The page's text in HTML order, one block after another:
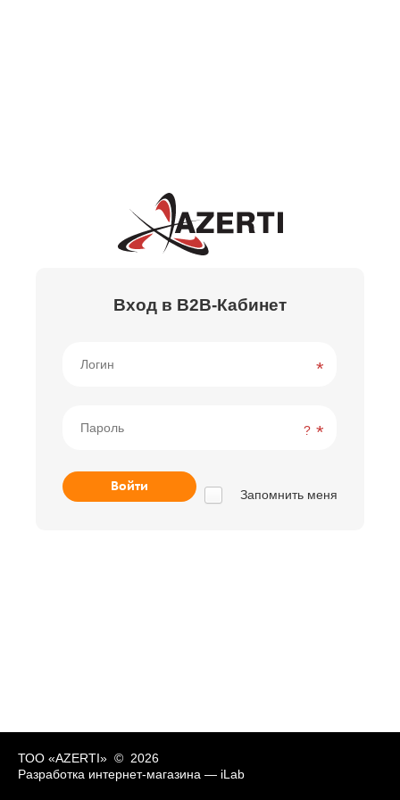
Вход в B2B-Кабинет
?
Запомнить меня
ТОО «AZERTI» © 2026
Разработка интернет-магазина — iLab